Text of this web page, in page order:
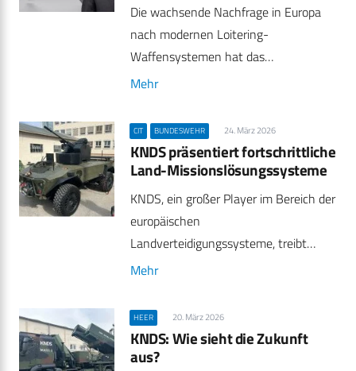
Die wachsende Nachfrage in Europa
nach modernen Loitering-
Waffensystemen hat das…
Mehr
CIT BUNDESWEHR 24. März 2026
KNDS präsentiert fortschrittliche
Land-Missionslösungssysteme
KNDS, ein großer Player im Bereich der
europäischen
Landverteidigungssysteme, treibt…
Mehr
HEER 20. März 2026
KNDS: Wie sieht die Zukunft
aus?